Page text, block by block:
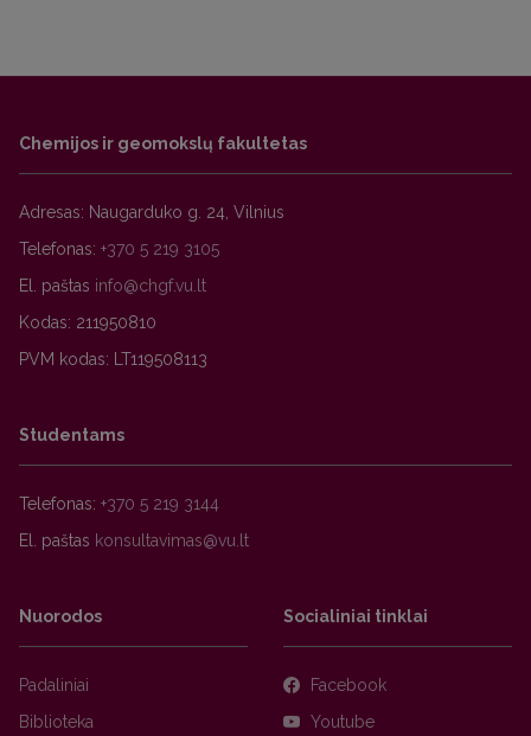
Chemijos ir geomokslų fakultetas
Adresas: Naugarduko g. 24, Vilnius
Telefonas: +370 5 219 3105
El. paštas
Kodas: 211950810
PVM kodas: LT119508113
Studentams
Telefonas: +370 5 219 3144
El. paštas
Nuorodos
Padaliniai
Biblioteka
Socialiniai tinklai
Facebook
Youtube